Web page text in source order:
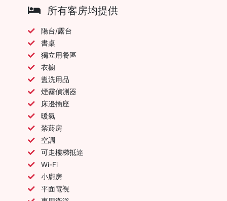
所有客房均提供
陽台/露台
書桌
獨立用餐區
衣櫥
盥洗用品
煙霧偵測器
床邊插座
暖氣
禁菸房
空調
可走樓梯抵達
Wi-Fi
小廚房
平面電視